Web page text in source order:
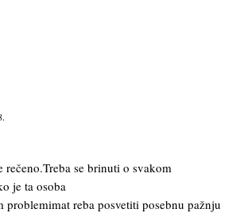
se brinuti o svakom
je ta osoba
problemimat reba posvetiti posebnu pažnju